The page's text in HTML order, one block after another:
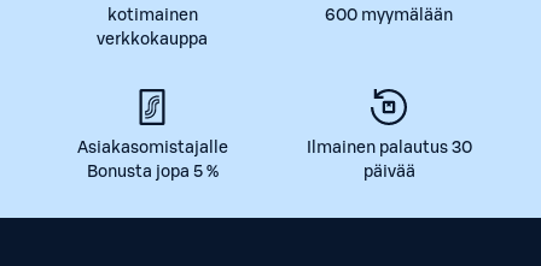
kotimainen
verkkokauppa
600 myymälään
Asiakasomistajalle
Bonusta jopa 5 %
Ilmainen palautus 30
päivää